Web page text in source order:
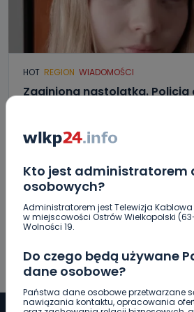
Kto jest administratorem
osobowych?
Administratorem jest Telewizja Kablowa
w miejscowości Ostrów Wielkopolski
Wolności 19.
Do czego będą używane
dane osobowe?
Państwa dane osobowe przetwarzane
nawiązania kontaktu, opracowania
HOT REGION WIADOMOŚCI
Zaginiona nastolatka. Policja
Arleta Zeidler